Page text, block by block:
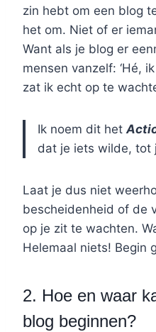
zin hebt om een blog
het om. Niet of er
Want als je blog er
mensen vanzelf: ‘Hé,
zat ik echt op te
Ik noem dit het
dat je iets wilde, tot
Laat je dus niet
bescheidenheid of de
op je zit te wachten.
Helemaal niets! Begin
2. Hoe en waar
blog beginnen?